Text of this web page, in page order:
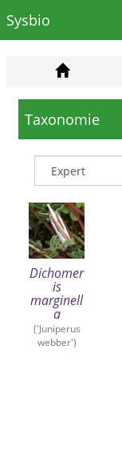
Sysbio
Taxonomie
Dichomer
is
marginell
a
('Juniperus
webber')